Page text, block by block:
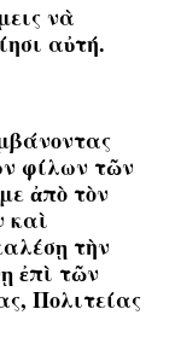
νὰ
αὐτή.
φίλων τῶν
ἀπὸ τὸν
καὶ
τὴν
ἐπὶ τῶν
Πολιτείας